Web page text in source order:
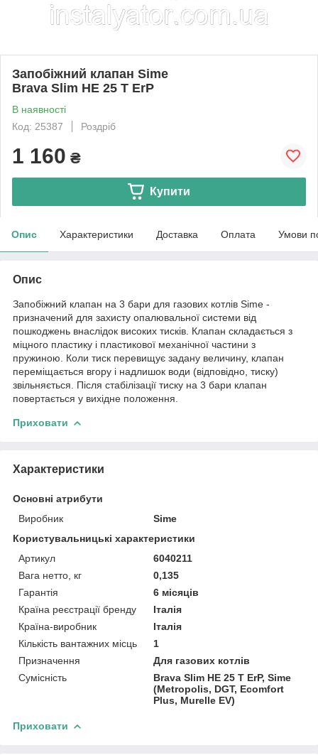
Запобіжний клапан Sime
Brava Slim HE 25 T ErP
В наявності
Код: 25387
Роздріб
1 160 ₴
Купити
Опис Характеристики Доставка Оплата Умови
Опис
Запобіжний клапан на 3 бари для газових котлів Sime -
призначений для захисту опалювальної системи від
пошкоджень внаслідок високих тисків. Клапан складається з
міцного пластику і пластикової механічної частини з
пружиною. Коли тиск перевищує задану величину, клапан
переміщається вгору і надлишок води (відповідно, тиску)
звільняється. Після стабілізації тиску на 3 бари клапан
повертається у вихідне положення.
Приховати
Характеристики
Основні атрибути
Виробник
Sime
Користувальницькі характеристики
Артикул
6040211
Вага нетто, кг
0,135
Гарантія
6 місяців
Країна реєстрації бренду
Італія
Країна-виробник
Італія
Кількість вантажних місць
1
Призначення
Для газових котлів
Сумісність
Brava Slim HE 25 T ErP, Sime
(Metropolis, DGT, Ecomfort
Plus, Murelle EV)
Приховати